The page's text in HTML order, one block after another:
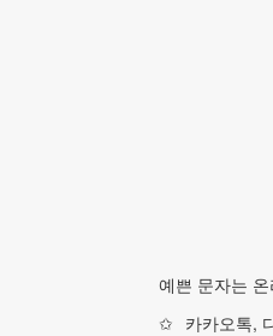
예쁜 문자는
카카오톡,